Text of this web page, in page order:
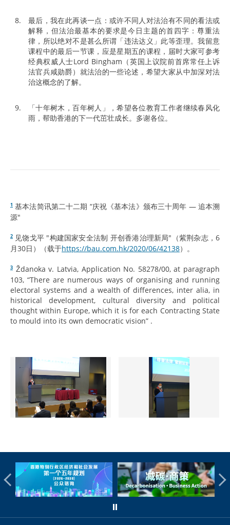
最后，我在此再谈一点：或许不同人对法治有不同的看法或
解释，但法治最基本的要求是今日主题的首四字：尊重法
律，所以绝对不是甚么所谓「违法达义」此等歪理。我留意
课程中的最后一节课，应是星期五的课程，届时大家可参考
经典权威人士Lord Bingham（英国上议院前首席常任上诉
法官兵咸勋爵）就法治的一些论述，希望大家从中加深对法
治这概念的了解。
「十年树木，百年树人」，希望各位教育工作者继续春风化
雨，帮助香港的下一代茁壮成长。多谢各位。
1 基本法简讯第二十二期 “庆祝《基本法》颁布三十周年 — 追本溯
源"
2 见饶戈平 "构建国家安全法制 开创香港治理新局"（紫荆杂志，6
月30日）（载于https://bau.com.hk/2020/06/42138）。
3 Ždanoka v. Latvia, Application No. 58278/00, at paragraph
103, “There are numerous ways of organising and running
electoral systems and a wealth of differences, inter alia, in
historical development, cultural diversity and political
thought within Europe, which it is for each Contracting State
to mould into its own democratic vision” .